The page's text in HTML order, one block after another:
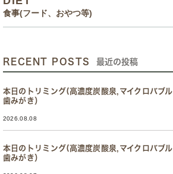
食事(フード、おやつ等)
RECENT POSTS 最近の投稿
本日のトリミング(高濃度炭酸泉,マイクロバブル,
歯みがき）
2026.08.08
本日のトリミング(高濃度炭酸泉,マイクロバブル,
歯みがき）